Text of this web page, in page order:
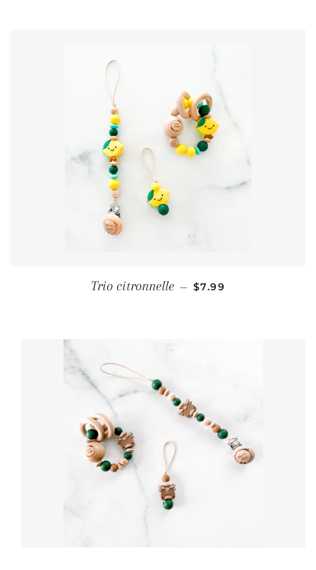
Trio citronnelle — PRIX RÉGULIER
$7.99